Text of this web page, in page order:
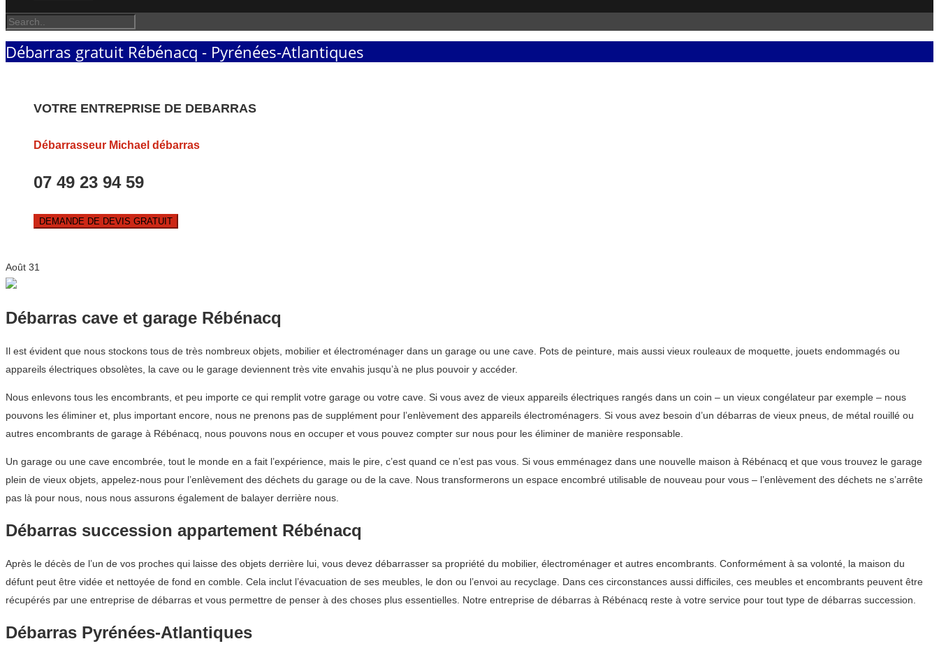
Débarras gratuit Rébénacq - Pyrénées-Atlantiques
VOTRE ENTREPRISE DE DEBARRAS
Débarrasseur Michael débarras
07 49 23 94 59
DEMANDE DE DEVIS GRATUIT
Août 31
Débarras cave et garage Rébénacq
Il est évident que nous stockons tous de très nombreux objets, mobilier et électroménager dans un garage ou une cave. Pots de peinture, mais aussi vieux rouleaux de moquette, jouets endommagés ou
appareils électriques obsolètes, la cave ou le garage deviennent très vite envahis jusqu’à ne plus pouvoir y accéder.
Nous enlevons tous les encombrants, et peu importe ce qui remplit votre garage ou votre cave. Si vous avez de vieux appareils électriques rangés dans un coin – un vieux congélateur par exemple – nous
pouvons les éliminer et, plus important encore, nous ne prenons pas de supplément pour l’enlèvement des appareils électroménagers. Si vous avez besoin d’un débarras de vieux pneus, de métal rouillé ou
autres encombrants de garage à Rébénacq, nous pouvons nous en occuper et vous pouvez compter sur nous pour les éliminer de manière responsable.
Un garage ou une cave encombrée, tout le monde en a fait l’expérience, mais le pire, c’est quand ce n’est pas vous. Si vous emménagez dans une nouvelle maison à Rébénacq et que vous trouvez le garage
plein de vieux objets, appelez-nous pour l’enlèvement des déchets du garage ou de la cave. Nous transformerons un espace encombré utilisable de nouveau pour vous – l’enlèvement des déchets ne s’arrête
pas là pour nous, nous nous assurons également de balayer derrière nous.
Débarras succession appartement Rébénacq
Après le décès de l’un de vos proches qui laisse des objets derrière lui, vous devez débarrasser sa propriété du mobilier, électroménager et autres encombrants. Conformément à sa volonté, la maison du
défunt peut être vidée et nettoyée de fond en comble. Cela inclut l’évacuation de ses meubles, le don ou l’envoi au recyclage. Dans ces circonstances aussi difficiles, ces meubles et encombrants peuvent être
récupérés par une entreprise de débarras et vous permettre de penser à des choses plus essentielles. Notre entreprise de débarras à Rébénacq reste à votre service pour tout type de débarras succession.
Débarras Pyrénées-Atlantiques